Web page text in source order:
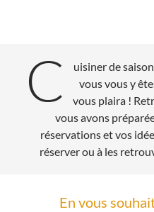
C
uisiner de
vous vous y
vous plaira !
vous avons
réservations et vos
réserver ou à les
En vous